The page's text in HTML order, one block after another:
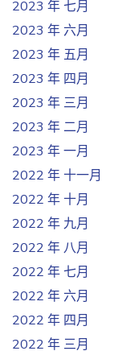
2023 年 七月
2023 年 六月
2023 年 五月
2023 年 四月
2023 年 三月
2023 年 二月
2023 年 一月
2022 年 十一月
2022 年 十月
2022 年 九月
2022 年 八月
2022 年 七月
2022 年 六月
2022 年 四月
2022 年 三月